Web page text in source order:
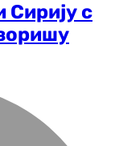
Сирију с